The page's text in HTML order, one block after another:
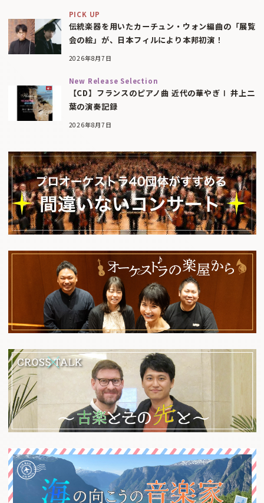
PICK UP
伝統楽器を用いたカーチュン・ウォン編曲の「展覧
会の絵」が、日本フィルにより本邦初演！
2026年8月7日
New Release Selection
【CD】フランスのピアノ曲 近代の華やぎⅠ 井上二
葉の演奏記録
2026年8月7日